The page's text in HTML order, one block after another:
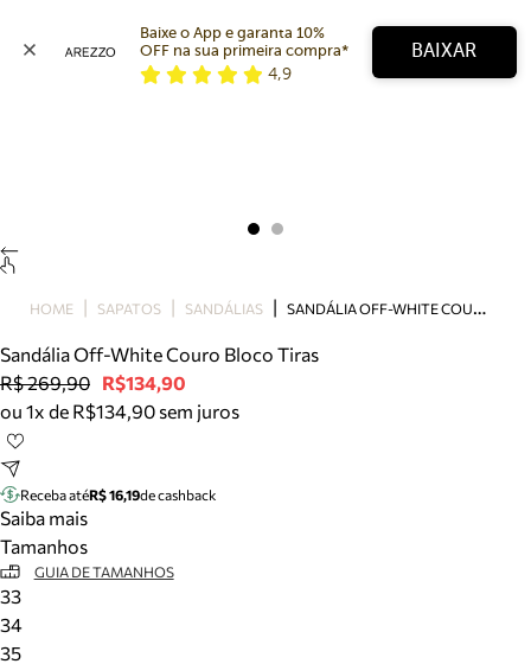
Bolsa
Tamanco
Tênis
Mule
Tire dúvidas sobre pedidos, devoluções e mais.
Meus pedidos
Acompanhe seus pedidos e solicite devoluções.
Baixe o App e garanta 10%
OFF na sua primeira compra*
4,9
BAIXAR
HOME SAPATOS SANDÁLIAS S
ANDÁLIA OFF-WHITE COURO BLOCO TIRAS
Sandália Off-White Couro Bloco Tiras
R$ 269,90 R$134,90
ou 1x de R$134,90 sem juros
Receba atéR$ 16,19de cashback
Saiba mais
Tamanhos
GUIA DE TAMANHOS
33
34
35